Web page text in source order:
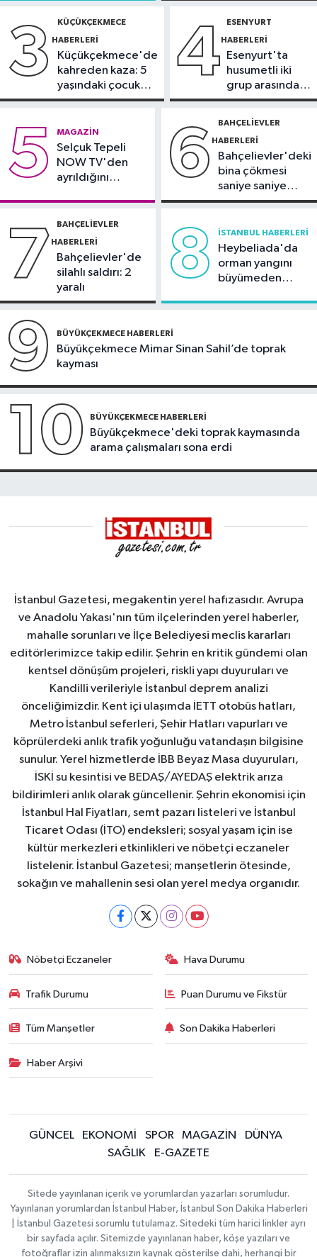
Kültür Sanat
başlıyor
3 KÜÇÜKÇEKMECE
HABERLERI
Küçükçekmece'de
kahreden kaza: 5
yaşındaki çocuk
yoğun bakımda
4 ESENYURT
HABERLERI
Esenyurt'ta
husumetli iki
grup arasında
silahlı kavga
5 MAGAZIN
Selçuk Tepeli
NOW TV'den
ayrıldığını
6 BAHÇELIEVLER
HABERLERI
Bahçelievler'deki
bina çökmesi
saniye saniye
görüntülendi
7 BAHÇELIEVLER
HABERLERI
Bahçelievler'de
silahlı saldırı: 2
yaralı
8 İSTANBUL HABERLERI
Heybeliada'da
orman yangını
büyümeden
9 BÜYÜKÇEKMECE HABERLERI
Büyükçekmece Mimar Sinan Sahil’de toprak
kayması
10 BÜYÜKÇEKMECE HABERLERI
Büyükçekmece'deki toprak kaymasında
arama çalışmaları sona erdi
İstanbul Gazetesi, megakentin yerel hafızasıdır. Avrupa
ve Anadolu Yakası'nın tüm ilçelerinden yerel haberler,
mahalle sorunları ve İlçe Belediyesi meclis kararları
editörlerimizce takip edilir. Şehrin en kritik gündemi olan
kentsel dönüşüm projeleri, riskli yapı duyuruları ve
Kandilli verileriyle İstanbul deprem analizi
önceliğimizdir. Kent içi ulaşımda İETT otobüs hatları,
Metro İstanbul seferleri, Şehir Hatları vapurları ve
köprülerdeki anlık trafik yoğunluğu vatandaşın bilgisine
sunulur. Yerel hizmetlerde İBB Beyaz Masa duyuruları,
İSKİ su kesintisi ve BEDAŞ/AYEDAŞ elektrik arıza
bildirimleri anlık olarak güncellenir. Şehrin ekonomisi için
İstanbul Hal Fiyatları, semt pazarı listeleri ve İstanbul
Ticaret Odası (İTO) endeksleri; sosyal yaşam için ise
kültür merkezleri etkinlikleri ve nöbetçi eczaneler
listelenir. İstanbul Gazetesi; manşetlerin ötesinde,
sokağın ve mahallenin sesi olan yerel medya organıdır.
Nöbetçi Eczaneler Hava Durumu
Trafik Durumu Puan Durumu ve Fikstür
Tüm Manşetler Son Dakika Haberleri
Haber Arşivi
GÜNCEL EKONOMİ SPOR MAGAZİN
DÜNYA
SAĞLIK
E-GAZETE
Sitede yayınlanan içerik ve yorumlardan yazarları sorumludur.
Yayınlanan yorumlardan İstanbul Haber, İstanbul Son Dakika Haberleri
| İstanbul Gazetesi sorumlu tutulamaz. Sitedeki tüm harici linkler ayrı
bir sayfada açılır. Sitemizde yayınlanan haber, köşe yazıları ve
fotoğraflar izin alınmaksızın kaynak gösterilse dahi, herhangi bir